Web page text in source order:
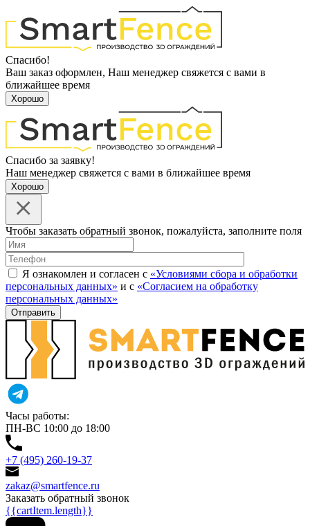
Спасибо!
Ваш заказ оформлен, Наш менеджер свяжется с вами в
ближайшее время
Хорошо
Спасибо за заявку!
Наш менеджер свяжется с вами в ближайшее время
Хорошо
Чтобы заказать обратный звонок, пожалуйста, заполните поля
Я ознакомлен и согласен с «Условиями сбора и обработки
персональных данных» и с «Согласием на обработку
персональных данных»
Отправить
Часы работы:
ПН-ВС 10:00 до 18:00
+7 (495) 260-19-37
zakaz@smartfence.ru
Заказать обратный звонок
{{cartItem.length}}